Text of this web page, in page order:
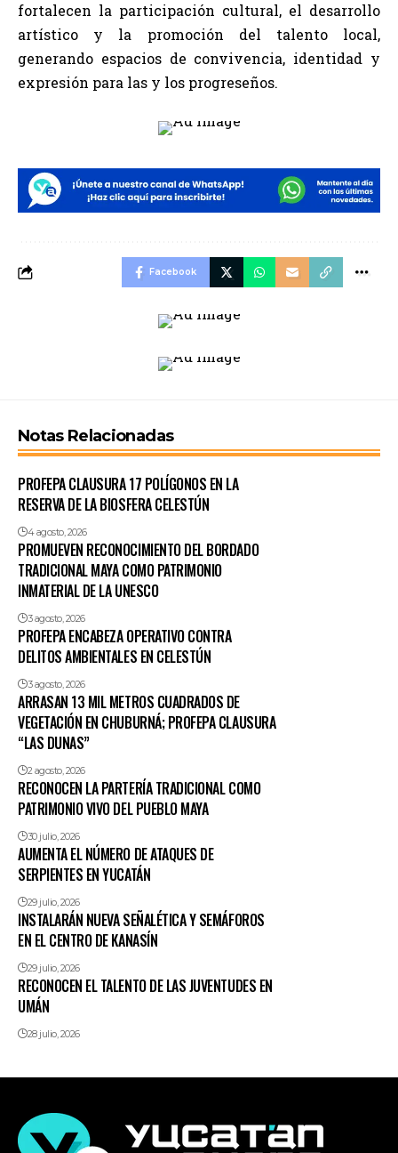
fortalecen la participación cultural, el desarrollo
artístico y la promoción del talento local,
generando espacios de convivencia, identidad y
expresión para las y los progreseños.
Facebook
Notas Relacionadas
PROFEPA CLAUSURA 17 POLÍGONOS EN LA
RESERVA DE LA BIOSFERA CELESTÚN
4 agosto, 2026
PROMUEVEN RECONOCIMIENTO DEL BORDADO
TRADICIONAL MAYA COMO PATRIMONIO
INMATERIAL DE LA UNESCO
3 agosto, 2026
PROFEPA ENCABEZA OPERATIVO CONTRA
DELITOS AMBIENTALES EN CELESTÚN
3 agosto, 2026
ARRASAN 13 MIL METROS CUADRADOS DE
VEGETACIÓN EN CHUBURNÁ; PROFEPA CLAUSURA
“LAS DUNAS”
2 agosto, 2026
RECONOCEN LA PARTERÍA TRADICIONAL COMO
PATRIMONIO VIVO DEL PUEBLO MAYA
30 julio, 2026
AUMENTA EL NÚMERO DE ATAQUES DE
SERPIENTES EN YUCATÁN
29 julio, 2026
INSTALARÁN NUEVA SEÑALÉTICA Y SEMÁFOROS
EN EL CENTRO DE KANASÍN
29 julio, 2026
RECONOCEN EL TALENTO DE LAS JUVENTUDES EN
UMÁN
28 julio, 2026